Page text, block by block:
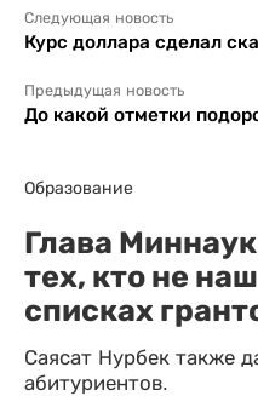
Следующая новость
Курс доллара сделал
Предыдущая новость
До какой отметки
Образование
Глава
тех, кто не
списках
Саясат Нурбек также
абитуриентов.